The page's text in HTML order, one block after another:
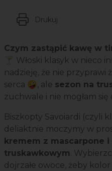
Drukuj
Czym zastąpić kawę w
🍸 Włoski klasyk w nieco
nadzieję, że nie przyprawi
serca 🤪, ale sezon na
zuchwale i nie mogłam
Biszkopty Savoiardi (czyli
deliaktnie moczymy w
kremem z mascarpone
truskawkowym.
dojrzałe owoce, żeby